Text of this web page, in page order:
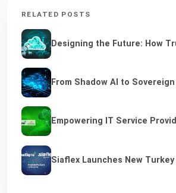
RELATED POSTS
Designing the Future: How
From Shadow AI to
Empowering IT Service
Siaflex Launches New